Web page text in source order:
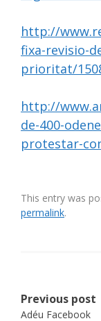
http://
fixa-revisio-
prioritat/
http://
de-400-
protestar-
This entry was
permalink.
Previous post
Adéu Facebook